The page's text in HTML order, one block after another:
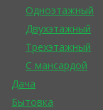
Одноэтажный
Двухэтажный
Трехэтажный
С мансардой
Дача
Бытовка